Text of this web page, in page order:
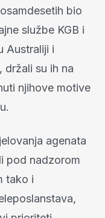
bio
službe KGB i
Australiji i
držali su ih na
njihove motive
agenata
pod nadzorom
tako i